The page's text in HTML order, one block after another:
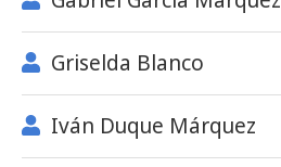
Griselda Blanco
Iván Duque Márquez